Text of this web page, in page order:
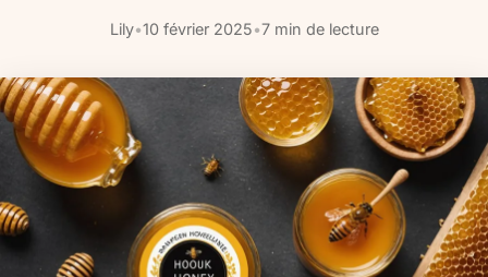
Lily•10 février 2025•7 min de lecture